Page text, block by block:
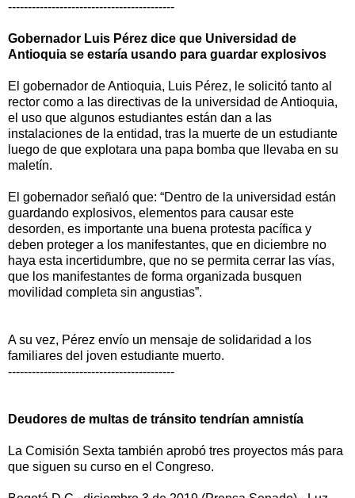
------------------------------------------
Gobernador Luis Pérez dice que Universidad de
Antioquia se estaría usando para guardar explosivos
El gobernador de Antioquia, Luis Pérez, le solicitó tanto al
rector como a las directivas de la universidad de Antioquia,
el uso que algunos estudiantes están dan a las
instalaciones de la entidad, tras la muerte de un estudiante
luego de que explotara una papa bomba que llevaba en su
maletín.
El gobernador señaló que: “Dentro de la universidad están
guardando explosivos, elementos para causar este
desorden, es importante una buena protesta pacífica y
deben proteger a los manifestantes, que en diciembre no
haya esta incertidumbre, que no se permita cerrar las vías,
que los manifestantes de forma organizada busquen
movilidad completa sin angustias”.
A su vez, Pérez envío un mensaje de solidaridad a los
familiares del joven estudiante muerto.
------------------------------------------
Deudores de multas de tránsito tendrían amnistía
La Comisión Sexta también aprobó tres proyectos más para
que siguen su curso en el Congreso.